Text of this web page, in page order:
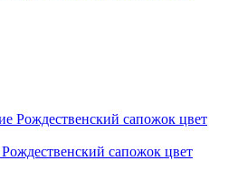
сапожок цвет